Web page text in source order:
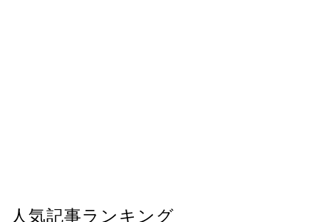
人気記事ランキング